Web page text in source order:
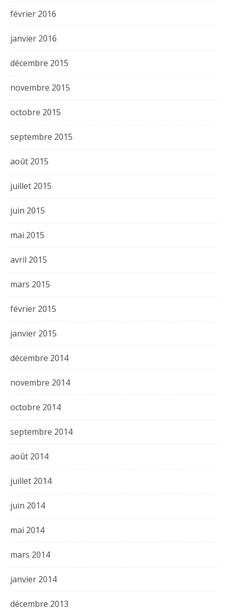
février 2016
janvier 2016
décembre 2015
novembre 2015
octobre 2015
septembre 2015
août 2015
juillet 2015
juin 2015
mai 2015
avril 2015
mars 2015
février 2015
janvier 2015
décembre 2014
novembre 2014
octobre 2014
septembre 2014
août 2014
juillet 2014
juin 2014
mai 2014
mars 2014
janvier 2014
décembre 2013